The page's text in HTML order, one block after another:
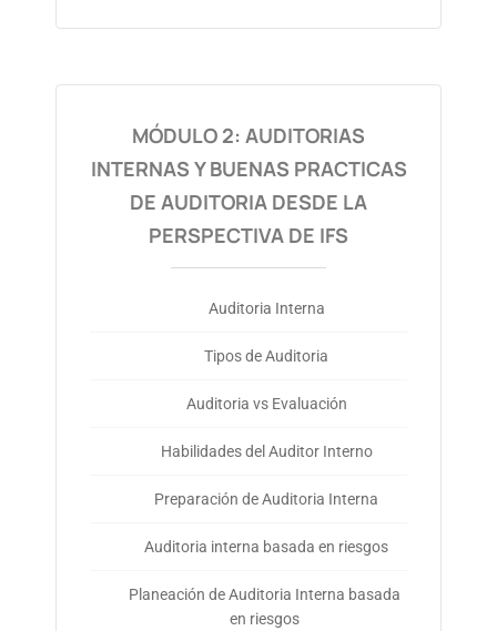
MÓDULO 2: AUDITORIAS
INTERNAS Y BUENAS PRACTICAS
DE AUDITORIA DESDE LA
PERSPECTIVA DE IFS
Auditoria Interna
Tipos de Auditoria
Auditoria vs Evaluación
Habilidades del Auditor Interno
Preparación de Auditoria Interna
Auditoria interna basada en riesgos
Planeación de Auditoria Interna basada
en riesgos